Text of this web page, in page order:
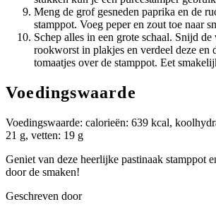
Meng de grof gesneden paprika en de
stamppot. Voeg peper en zout toe naar
Schep alles in een grote schaal. Snijd de
rookworst in plakjes en verdeel deze en
tomaatjes over de stamppot. Eet
Voedingswaarde
Voedingswaarde: calorieën: 639 kcal,
21 g, vetten: 19 g
Geniet van deze heerlijke pastinaak stamppot
door de smaken!
Geschreven door